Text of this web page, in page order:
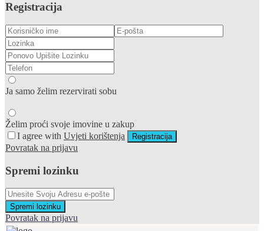
Registracija
Ja samo želim rezervirati sobu
Želim proći svoje imovine u zakup
I agree with Uvjeti korištenja Registracija
Povratak na prijavu
Spremi lozinku
Spremi lozinku
Povratak na prijavu